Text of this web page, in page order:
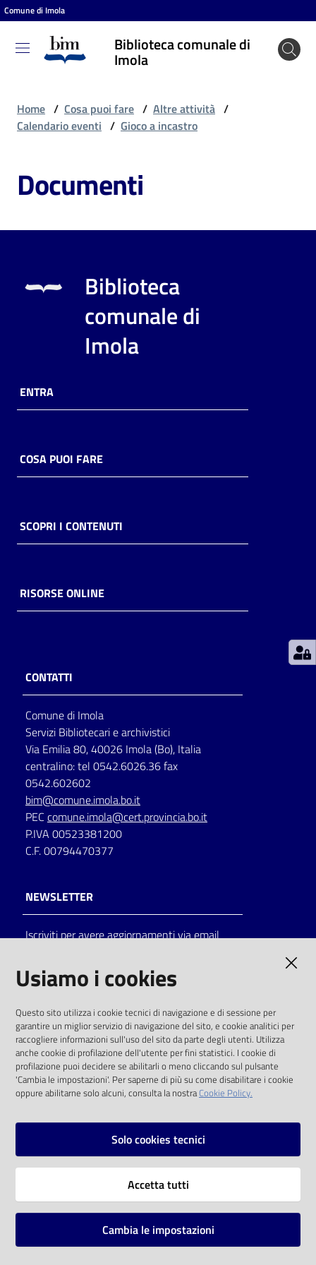
Vai al contenuto
Vai alla navigazione
Vai al footer
Comune di Imola
Biblioteca comunale di
Imola
Biblioteca
comunale
puoi
Risorse
online
Casa
Piani
storico
per
lettura
Seguici
su
Catalogo
on line
Eventi
Chiedi al
bibliotecario
Home / Cosa puoi fare / Altre attività /
Calendario eventi / Gioco a incastro
Documenti
Biblioteca
comunale di
Imola
ENTRA
COSA PUOI FARE
SCOPRI I CONTENUTI
RISORSE ONLINE
CONTATTI
Comune di Imola
Servizi Bibliotecari e archivistici
Via Emilia 80, 40026 Imola (Bo), Italia
centralino: tel 0542.6026.36 fax
0542.602602
bim@comune.imola.bo.it
PEC comune.imola@cert.provincia.bo.it
P.IVA 00523381200
C.F. 00794470377
NEWSLETTER
Iscriviti per avere aggiornamenti via email
solo alle condizioni previste dalla direttiva
comunitaria 2003/98/CE e dal d.lgs. 36/2006
SOCIAL
Instagram
Vai alla pagina
Mappa del sito
Usiamo i cookies
Questo sito utilizza i cookie tecnici di navigazione e di sessione per
garantire un miglior servizio di navigazione del sito, e cookie analitici per
raccogliere informazioni sull'uso del sito da parte degli utenti. Utilizza
anche cookie di profilazione dell'utente per fini statistici. I cookie di
profilazione puoi decidere se abilitarli o meno cliccando sul pulsante
'Cambia le impostazioni'. Per saperne di più su come disabilitare i cookie
oppure abilitarne solo alcuni, consulta la nostraCookie Policy.
Solo cookies tecnici
Accetta tutti
Cambia le impostazioni